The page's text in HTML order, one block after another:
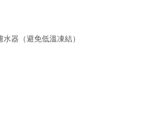
水器（避免低溫凍結）